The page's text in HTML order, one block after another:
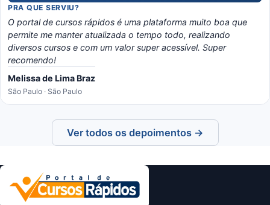
PRA QUE SERVIU?
O portal de cursos rápidos é uma plataforma muito boa que
permite me manter atualizada o tempo todo, realizando
diversos cursos e com um valor super acessível. Super
recomendo!
Melissa de Lima Braz
São Paulo · São Paulo
Ver todos os depoimentos →